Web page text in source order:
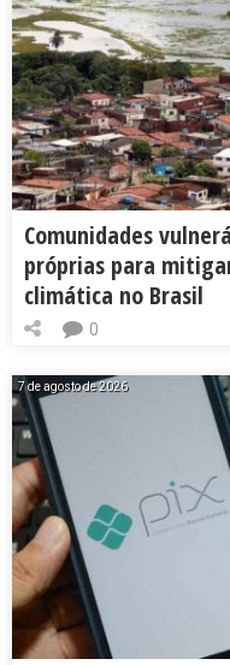
Comunidades
próprias para
climática no Brasil
0
7 de agosto de 2026